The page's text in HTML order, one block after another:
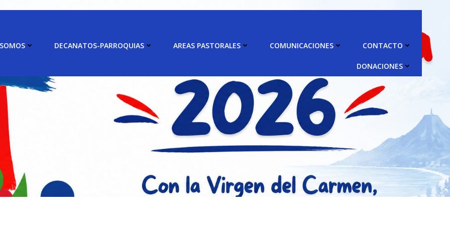
DECANATOS-PARROQUIAS AREAS PASTORALES COMUNICACIONES CONTACTO
DONACIONES